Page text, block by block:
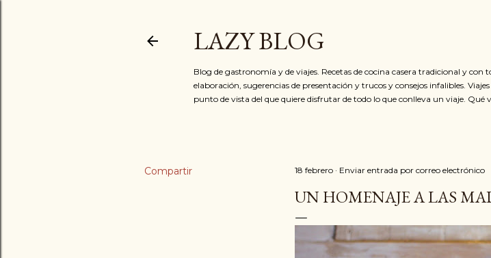
LAZY BLOG
Blog de gastronomía y de viajes. Recetas de cocina casera tradicional y con
elaboración, sugerencias de presentación y trucos y consejos infalibles.
punto de vista del que quiere disfrutar de todo lo que conlleva un viaje. Qué
Compartir 18 febrero Enviar entrada por correo electrónico
UN HOMENAJE A LAS